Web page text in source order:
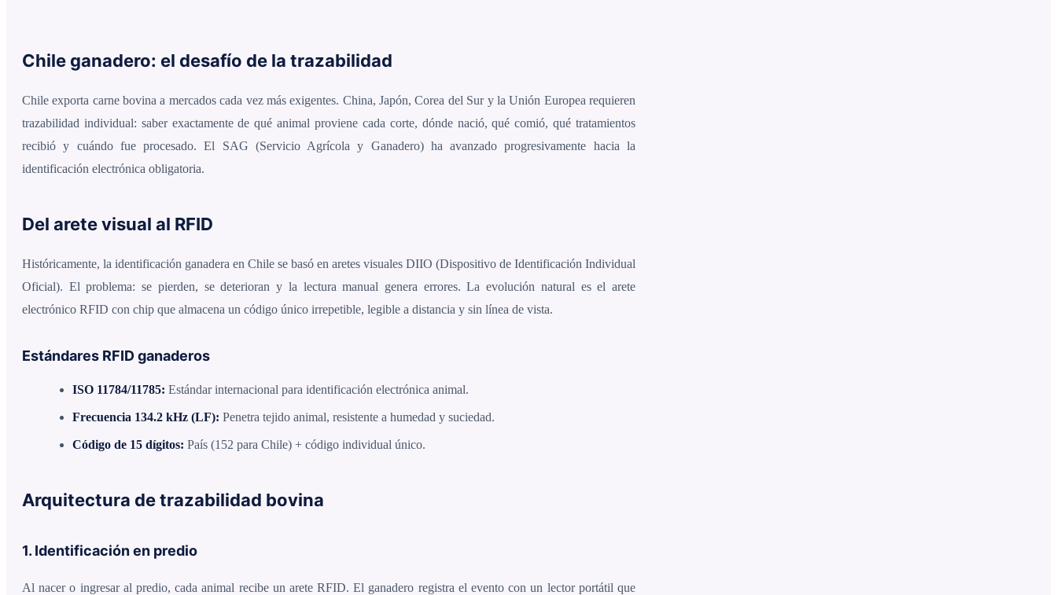
Chile ganadero: el desafío de la trazabilidad
Chile exporta carne bovina a mercados cada vez más exigentes. China, Japón, Corea del Sur y la Unión Europea requieren
trazabilidad individual: saber exactamente de qué animal proviene cada corte, dónde nació, qué comió, qué tratamientos
recibió y cuándo fue procesado. El SAG (Servicio Agrícola y Ganadero) ha avanzado progresivamente hacia la
identificación electrónica obligatoria.
Del arete visual al RFID
Históricamente, la identificación ganadera en Chile se basó en aretes visuales DIIO (Dispositivo de Identificación Individual
Oficial). El problema: se pierden, se deterioran y la lectura manual genera errores. La evolución natural es el arete
electrónico RFID con chip que almacena un código único irrepetible, legible a distancia y sin línea de vista.
Estándares RFID ganaderos
ISO 11784/11785: Estándar internacional para identificación electrónica animal.
Frecuencia 134.2 kHz (LF): Penetra tejido animal, resistente a humedad y suciedad.
Código de 15 dígitos: País (152 para Chile) + código individual único.
Arquitectura de trazabilidad bovina
1. Identificación en predio
Al nacer o ingresar al predio, cada animal recibe un arete RFID. El ganadero registra el evento con un lector portátil que